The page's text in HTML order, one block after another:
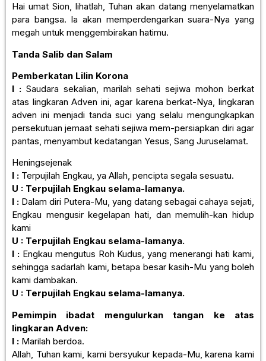
Hai umat Sion, lihatlah, Tuhan akan datang menyelamatkan
para bangsa. Ia akan memperdengarkan suara-Nya yang
megah untuk menggembirakan hatimu.
Tanda Salib dan Salam
Pemberkatan Lilin Korona
I :Saudara sekalian, marilah sehati sejiwa mohon berkat
atas lingkaran Adven ini, agar karena berkat-Nya, lingkaran
adven ini menjadi tanda suci yang selalu mengungkapkan
persekutuan jemaat sehati sejiwa mem-persiapkan diri agar
pantas, menyambut kedatangan Yesus, Sang Juruselamat.
Heningsejenak
I : Terpujilah Engkau, ya Allah, pencipta segala sesuatu.
U : Terpujilah Engkau selama-lamanya.
I : Dalam diri Putera-Mu, yang datang sebagai cahaya sejati,
Engkau mengusir kegelapan hati, dan memulih-kan hidup
kami
U : Terpujilah Engkau selama-lamanya.
I :Engkau mengutus Roh Kudus, yang menerangi hati kami,
sehingga sadarlah kami, betapa besar kasih-Mu yang boleh
kami dambakan.
U : Terpujilah Engkau selama-lamanya.
Pemimpin ibadat mengulurkan tangan ke atas
lingkaran Adven:
I : Marilah berdoa.
Allah, Tuhan kami, kami bersyukur kepada-Mu, karena kami